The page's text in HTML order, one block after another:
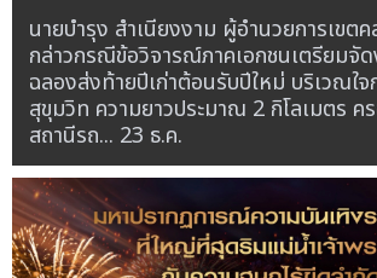
นายบำรุง สำเนียงงาม ผู้อำนวยการเขต
กล่าวกรณีข้อวิจารณ์ภาคเอกชนเตรียมจั
ฉลองส่งท้ายปีเก่าต้อนรับปีใหม่ บริเวณใ
สุขุมวิท ความยาวประมาณ 2 กิโลเมตร
สถานีรถ... 23 ธ.ค.